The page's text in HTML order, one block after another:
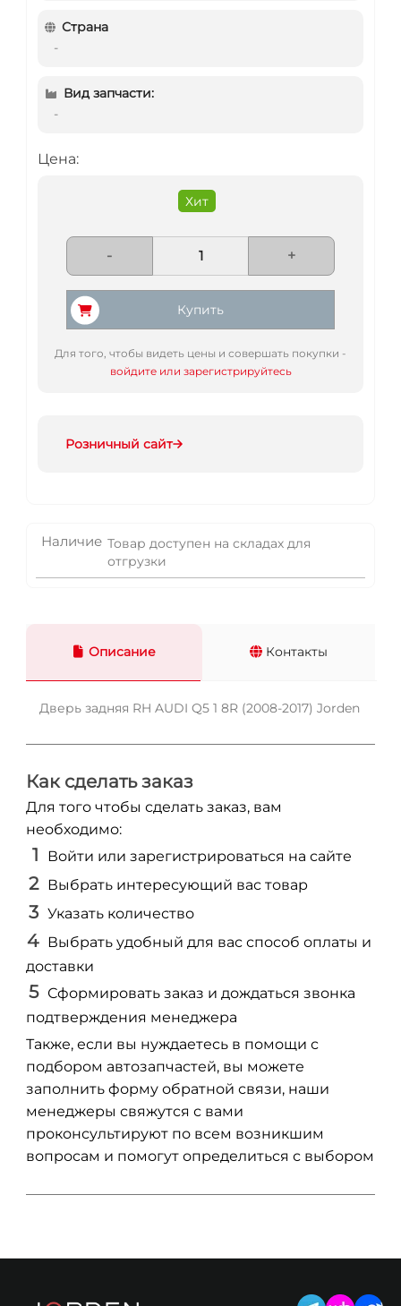
Страна
-
Вид запчасти:
-
Цена:
Хит
- +
Купить
Для того, чтобы видеть цены и совершать покупки -
войдите или зарегистрируйтесь
Розничный сайт
Наличие Товар доступен на складах для
отгрузки
Описание Контакты
Дверь задняя RH AUDI Q5 1 8R (2008-2017) Jorden
Как сделать заказ
Для того чтобы сделать заказ, вам
необходимо:
Войти или зарегистрироваться на сайте
Выбрать интересующий вас товар
Указать количество
Выбрать удобный для вас способ оплаты и
доставки
Сформировать заказ и дождаться звонка
подтверждения менеджера
Также, если вы нуждаетесь в помощи с
подбором автозапчастей, вы можете
заполнить форму обратной связи, наши
менеджеры свяжутся с вами
проконсультируют по всем возникшим
вопросам и помогут определиться с выбором